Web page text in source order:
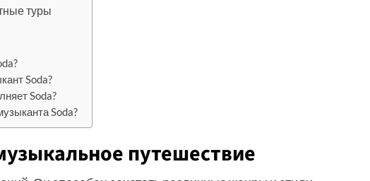
туры
Soda?
Soda?
Soda?
путешествие